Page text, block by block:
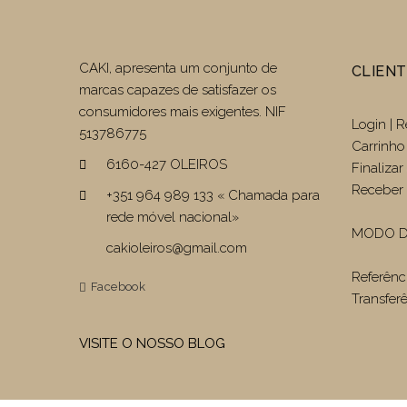
CAKI, apresenta um conjunto de
marcas capazes de satisfazer os
consumidores mais exigentes. NIF
513786775
6160-427 OLEIROS
+351 964 989 133 « Chamada para
rede móvel nacional»
cakioleiros@gmail.com
Facebook
VISITE O NOSSO BLOG
Login |
MODO